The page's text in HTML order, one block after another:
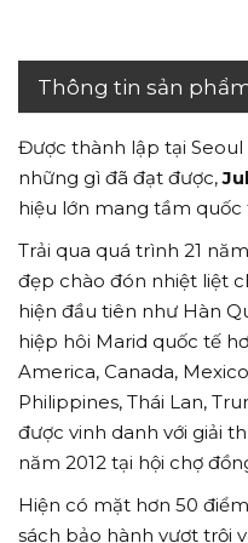
Thông tin sản
Được thành lập tại Seoul
những gì đã đạt được,
hiệu lớn mang tầm quốc
Trải qua quá trình 21
đẹp chào đón nhiệt liệt
hiện đầu tiên như Hàn
hiệp hôi Marid quốc tế
America, Canada,
Philippines, Thái Lan,
được vinh danh với giải
năm 2012 tại hội chợ
Hiện có mặt hơn 50
sách bảo hành vượt trội